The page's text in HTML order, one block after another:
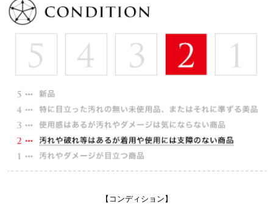
【コンディション】